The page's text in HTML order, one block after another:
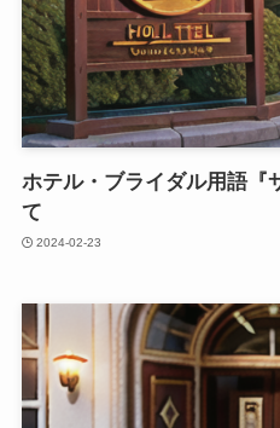
ホテル・ブライダル用語『
て
2024-02-23